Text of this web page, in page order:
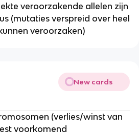
veroorzakende allelen zijn
(mutaties verspreid over heel
veroorzaken)
New cards
(verlies/winst van
voorkomend